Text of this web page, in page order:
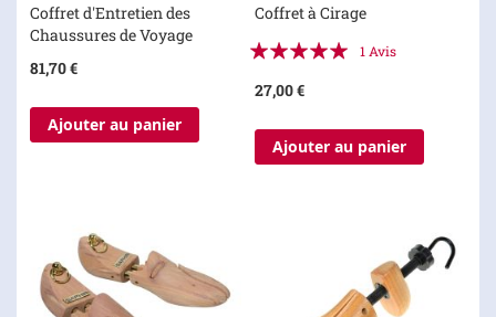
Coffret d'Entretien des
Chaussures de Voyage
81,70 €
Ajouter au panier
Coffret à Cirage
Évaluation:
1 Avis
27,00 €
Ajouter au panier